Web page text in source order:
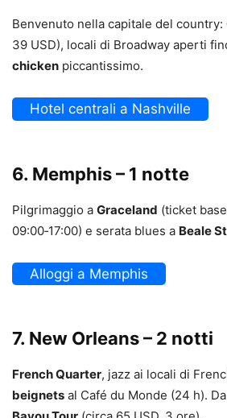
Benvenuto nella capitale del country:
39 USD), locali di Broadway aperti
chicken piccantissimo.
Hotel centrali a Nashville
6. Memphis – 1 notte
Pilgrimaggio a Graceland (ticket
09:00‑17:00) e serata blues a Beale
Alloggi a Memphis
7. New Orleans – 2 notti
French Quarter, jazz ai locali di
beignets al Café du Monde (24 h).